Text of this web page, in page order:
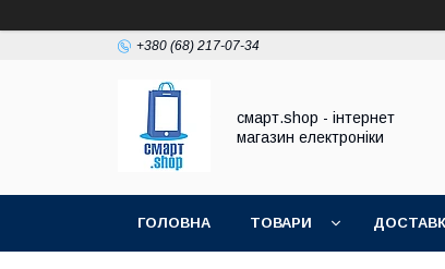
+380 (68) 217-07-34
смарт.shop - інтернет
магазин електроніки
ГОЛОВНА ТОВАРИ